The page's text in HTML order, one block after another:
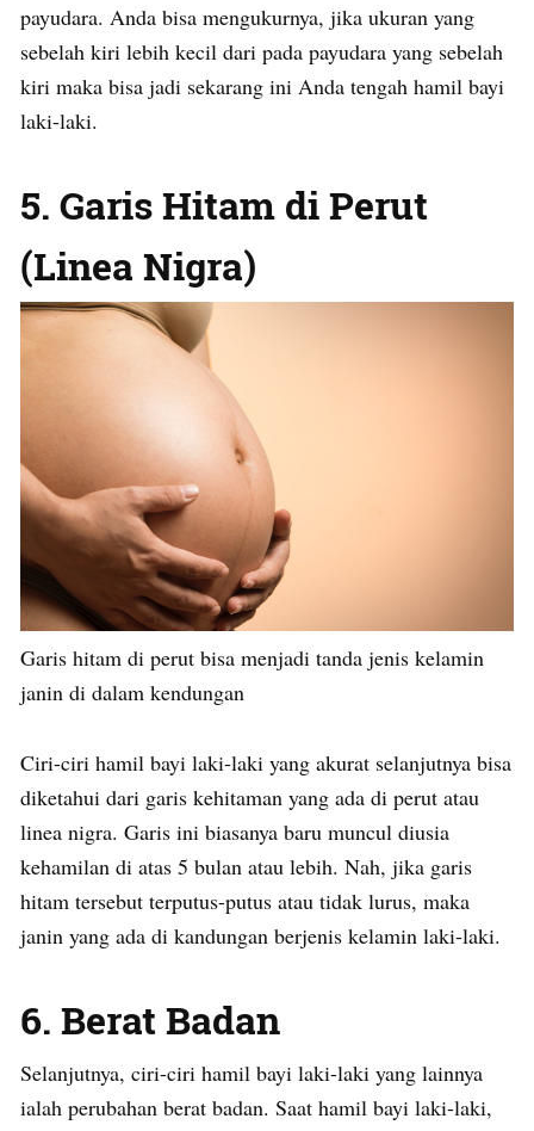
payudara. Anda bisa mengukurnya, jika ukuran yang
sebelah kiri lebih kecil dari pada payudara yang sebelah
kiri maka bisa jadi sekarang ini Anda tengah hamil bayi
laki-laki.
5. Garis Hitam di Perut
(Linea Nigra)
Garis hitam di perut bisa menjadi tanda jenis kelamin
janin di dalam kendungan
Ciri-ciri hamil bayi laki-laki yang akurat selanjutnya bisa
diketahui dari garis kehitaman yang ada di perut atau
linea nigra. Garis ini biasanya baru muncul diusia
kehamilan di atas 5 bulan atau lebih. Nah, jika garis
hitam tersebut terputus-putus atau tidak lurus, maka
janin yang ada di kandungan berjenis kelamin laki-laki.
6. Berat Badan
Selanjutnya, ciri-ciri hamil bayi laki-laki yang lainnya
ialah perubahan berat badan. Saat hamil bayi laki-laki,